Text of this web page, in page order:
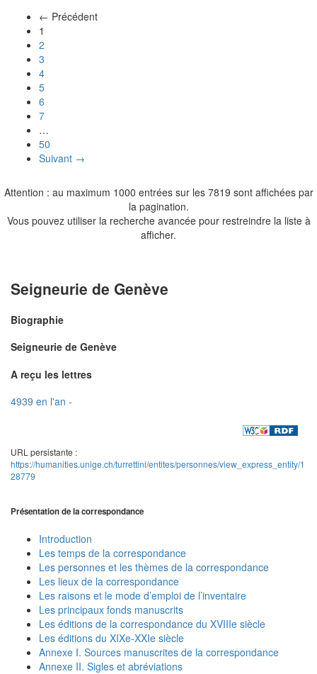
← Précédent
1
2
3
4
5
6
7
…
50
Suivant →
Attention : au maximum 1000 entrées sur les 7819 sont affichées par
la pagination.
Vous pouvez utiliser la recherche avancée pour restreindre la liste à
afficher.
Seigneurie de Genève
Biographie
Seigneurie de Genève
A reçu les lettres
4939 en l'an -
URL persistante :
https://humanities.unige.ch/turrettini/entites/personnes/view_express_entity/1
28779
Présentation de la correspondance
Introduction
Les temps de la correspondance
Les personnes et les thèmes de la correspondance
Les lieux de la correspondance
Les raisons et le mode d’emploi de l’inventaire
Les principaux fonds manuscrits
Les éditions de la correspondance du XVIIIe siècle
Les éditions du XIXe-XXIe siècle
Annexe I. Sources manuscrites de la correspondance
Annexe II. Sigles et abréviations